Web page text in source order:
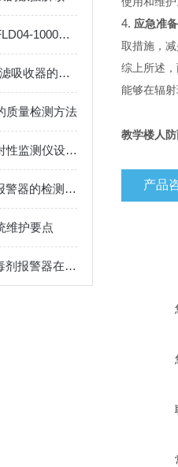
如何正确安装与维护FLD04-1000型过滤吸收器
FLD04-1000型人防过滤吸收器的维护与保养技巧
质量检测方法
工业园区人防空气放射性监测仪设备设施着色规定
RFQC01型人防生物报警器的检测精度与环境适应性分析
维护要点
RFDG01型人防口部毒剂报警器在应急响应中的应用效果
4. 应急准备
取措施，
综上所述
能够在辐
教学楼人
产品